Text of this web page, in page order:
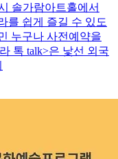
솔가람아트홀에서
를 쉽게 즐길 수 있도
누구나 사전예약을
톡 talk>은 낯선 외국